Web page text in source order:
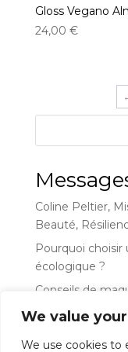
We value
We use cookies to
Gloss Vegano
24,00 €
Coline Peltier,
Beauté,
Pourquoi
écologique ?
Conseils de